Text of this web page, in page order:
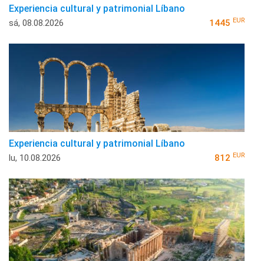
Experiencia cultural y patrimonial Líbano
sá, 08.08.2026 1445 EUR
Experiencia cultural y patrimonial Líbano
lu, 10.08.2026 812 EUR